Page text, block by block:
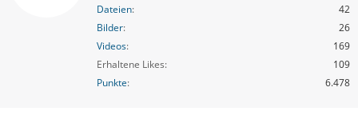
Dateien
42
Bilder
26
Videos
169
Erhaltene Likes
109
Punkte
6.478